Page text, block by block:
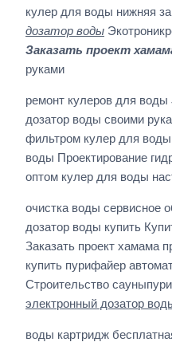
кулер для воды нижняя
дозатор воды
Заказать проект
руками
ремонт кулеров для воды
дозатор воды своими
фильтром кулер для воды
воды Проектирование
оптом кулер для воды
очистка воды сервисное
дозатор воды купить
Заказать проект хамама
купить пурифайер
Строительство
электронный дозатор
воды картридж